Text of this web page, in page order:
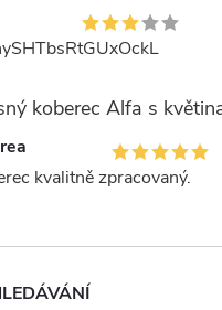
kvalitně zpracovaný.